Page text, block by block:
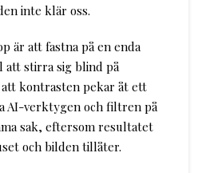
inte klär oss.
är att fastna på en enda
att stirra sig blind på
kontrasten pekar åt ett
AI-verktygen och filtren på
sak, eftersom resultatet
och bilden tillåter.